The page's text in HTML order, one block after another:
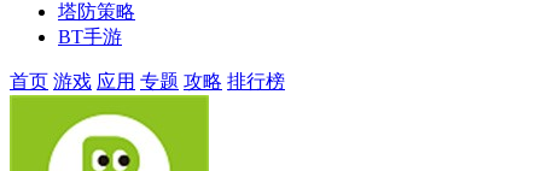
塔防策略
BT手游
首页 游戏 应用 专题 攻略 排行榜